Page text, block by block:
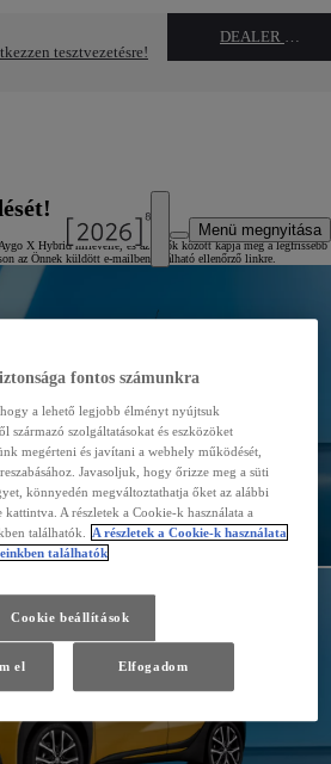
tesztvezetésre!
DEALER NAME
Menü megnyitása
X Hybrid hírlevélre, és az elsők között kapja meg a legfrissebb
az Önnek küldött e-mailben található ellenőrző linkre.
fontos számunkra
a lehető legjobb élményt nyújtsuk
szolgáltatásokat és eszközöket
megérteni és javítani a webhely működését,
Javasoljuk, hogy őrizze meg a süti
könnyedén megváltoztathatja őket az alábbi
A részletek a Cookie-k használata a
találhatók.
A részletek a Cookie-k használata
találhatók
Cookie beállítások
el Elfogadom